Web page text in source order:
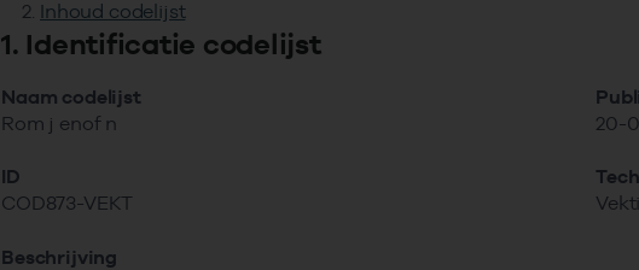
Inhoud codelijst
1. Identificatie codelijst
Naam codelijst
Rom j enof n
ID
COD873-VEKT
Beschrijving
20-